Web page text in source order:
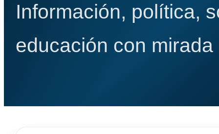
Información, política,
educación con